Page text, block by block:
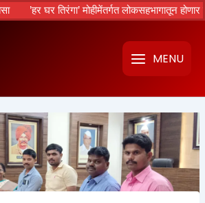
’हर घर तिरंगा’ मोहीमेंतर्गत लोकसहभागातून होणार
MENU